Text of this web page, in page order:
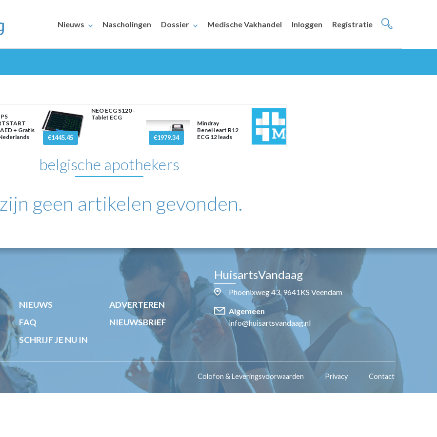
Nieuws Nascholingen Dossier Medische Vakhandel Inloggen Registratie
+ Gratis
€1445.45
NEO ECG S120 -
Tablet ECG
€1979.34
Mindray
BeneHeart R12
ECG 12 leads
belgische apothekers
geen artikelen gevonden.
NIEUWS
ADVERTEREN
FAQ
NIEUWSBRIEF
SCHRIJF JE NU IN
HuisartsVandaag
Phoenixweg 43, 9641KS Veendam
Algemeen
info@huisartsvandaag.nl
Colofon & Leveringsvoorwaarden Privacy Contact